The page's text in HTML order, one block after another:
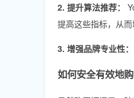
2. 提升算法推荐：
提高这些指标，从而
3. 增强品牌专业性：
如何安全有效地